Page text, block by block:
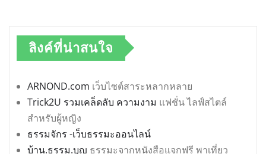
ลิงค์ที่น่าสนใจ
ARNOND.com เว็บไซต์สาระหลากหลาย
Trick2U รวมเคล็ดลับ ความงาม แฟชั่น ไลฟ์สไตล์
สำหรับผู้หญิง
ธรรมจักร -เว็บธรรมะออนไลน์
บ้าน.ธรรม.บุญ ธรรมะจากหนังสือแจกฟรี พาเที่ยว